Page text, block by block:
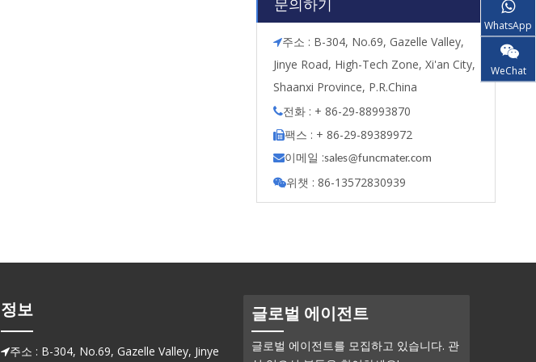
문의하기
주소 : B-304, No.69, Gazelle Valley,
Jinye Road, High-Tech Zone, Xi'an City,
Shaanxi Province, P.R.China
전화 : + 86-29-88993870
팩스 : + 86-29-89389972
이메일 :sales@funcmater.com
위챗 : 86-13572830939
WhatsApp
WeChat
정보
주소 : B-304, No.69, Gazelle Valley, Jinye
글로벌 에이전트
글로벌 에이전트를 모집하고 있습니다. 관